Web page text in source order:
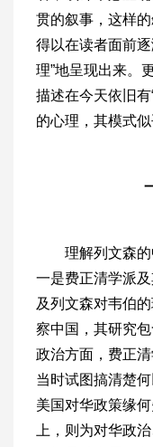
贯的叙事，这样
得以在读者面前
理”地呈现出来。
描述在今天依旧
的心理，其模式
理解列文森的
一是费正清学派
及列文森对韦伯
察中国，其研究
政治方面，费正
当时试图搞清楚
美国对华政策缘
上，则为对华政